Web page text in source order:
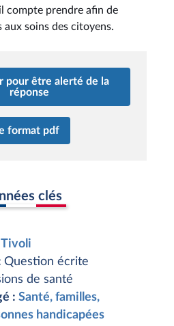
compte prendre afin de
aux soins des citoyens.
pour être alerté de la
réponse
format pdf
clés
Tivoli
Question écrite
de santé
: Santé, familles,
handicapées